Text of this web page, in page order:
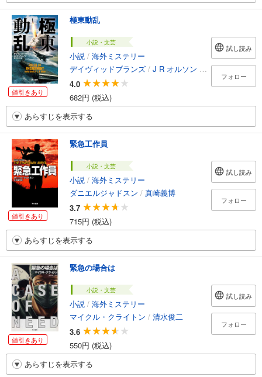
値引きあり
極東動乱
小説・文芸
小説 / 海外ミステリー
デイヴィッドブランズ / J R オルソン
黒木章人
4.0
682円 (税込)
試し読み
フォロー
あらすじを表示する
値引きあり
緊急工作員
小説・文芸
小説 / 海外ミステリー
ダニエルジャドスン / 真崎義博
3.7
715円 (税込)
試し読み
フォロー
あらすじを表示する
値引きあり
緊急の場合は
小説・文芸
小説 / 海外ミステリー
マイクル・クライトン / 清水俊二
3.6
550円 (税込)
試し読み
フォロー
あらすじを表示する